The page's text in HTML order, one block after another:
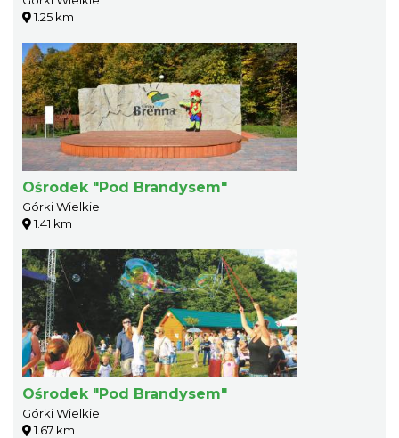
1.25 km
Ośrodek "Pod Brandysem"
Górki Wielkie
1.41 km
Ośrodek "Pod Brandysem"
Górki Wielkie
1.67 km